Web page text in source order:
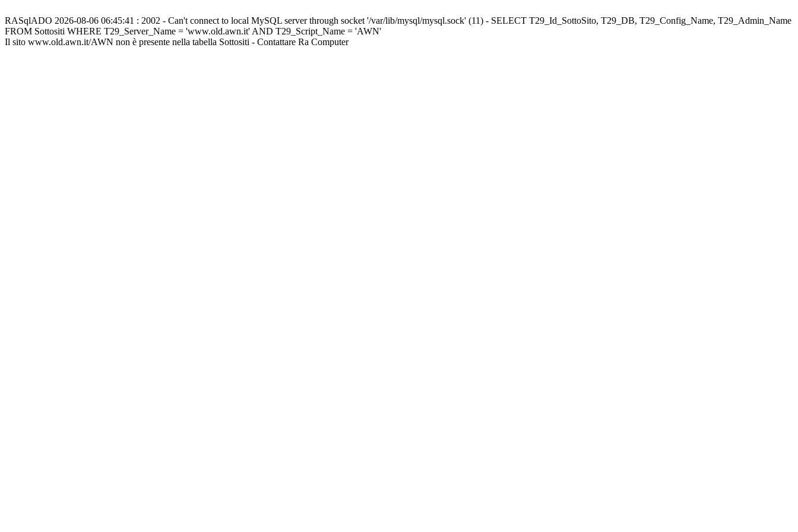
RASqlADO 2026-08-06 06:45:41 : 2002 - Can't connect to local MySQL server through socket '/var/lib/mysql/mysql.sock' (11) - SELECT T29_Id_SottoSito, T29_DB, T29_Config_Name, T29_Admin_Name
FROM Sottositi WHERE T29_Server_Name = 'www.old.awn.it' AND T29_Script_Name = 'AWN'
Il sito www.old.awn.it/AWN non è presente nella tabella Sottositi - Contattare Ra Computer